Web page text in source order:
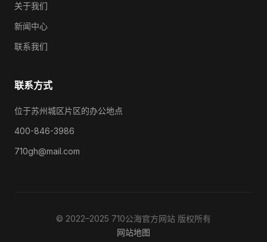
关于我们
新闻中心
联系我们
联系方式
位于苏州城区片区的办公地点
400-846-3986
710gh@mail.com
© 2022–2025 710公海官方网站 版权所有
网站地图